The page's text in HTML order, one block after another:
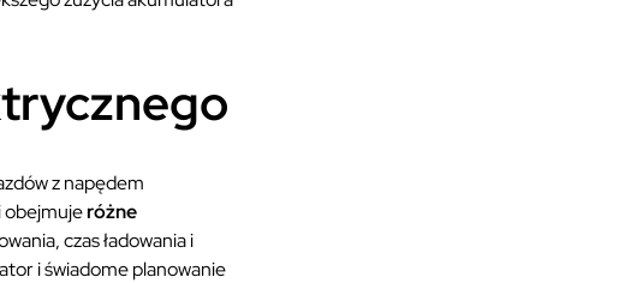
z napędem
obejmujeróżne
czas ładowania i
i świadome planowanie